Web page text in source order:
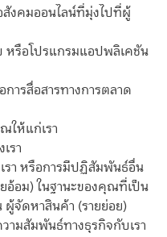
งคมออนไลน์ที่มุ่งไปที่ผู้
หรือโปรแกรมแอปพลิเคชัน
ารสื่อสารทางการตลาด
ให้แก่เรา
รา
รา หรือการมีปฏิสัมพันธ์อื่น
อ้อม) ในฐานะของคุณที่เป็น
จัดหาสินค้า (รายย่อย)
มสัมพันธ์ทางธุรกิจกับเรา